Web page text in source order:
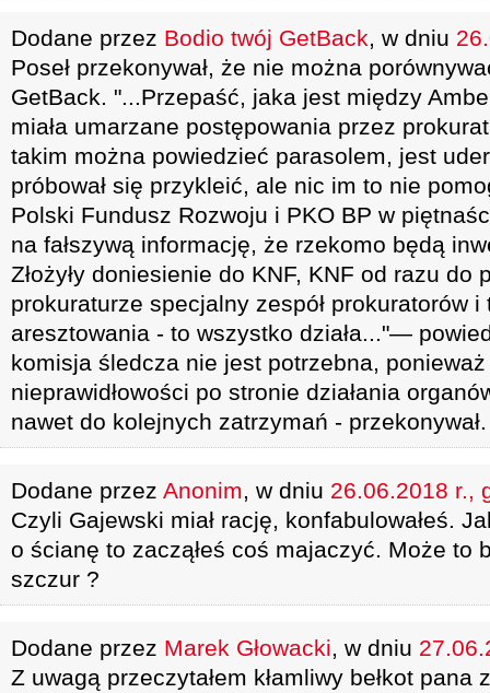
Dodane przez Bodio twój GetBack, w dniu
Poseł przekonywał, że nie można
GetBack. "...Przepaść, jaka jest między
miała umarzane postępowania przez
takim można powiedzieć parasolem, jest
próbował się przykleić, ale nic im to nie
Polski Fundusz Rozwoju i PKO BP w
na fałszywą informację, że rzekomo będą
Złożyły doniesienie do KNF, KNF od razu do
prokuraturze specjalny zespół prokuratorów
aresztowania - to wszystko działa..."—
komisja śledcza nie jest potrzebna,
nieprawidłowości po stronie działania
nawet do kolejnych zatrzymań - przekonywał.
Dodane przez Anonim, w dniu 26.06.2018 r.,
Czyli Gajewski miał rację, konfabulowałeś.
o ścianę to zacząłeś coś majaczyć. Może to
szczur ?
Dodane przez Marek Głowacki, w dniu
Z uwagą przeczytałem kłamliwy bełkot